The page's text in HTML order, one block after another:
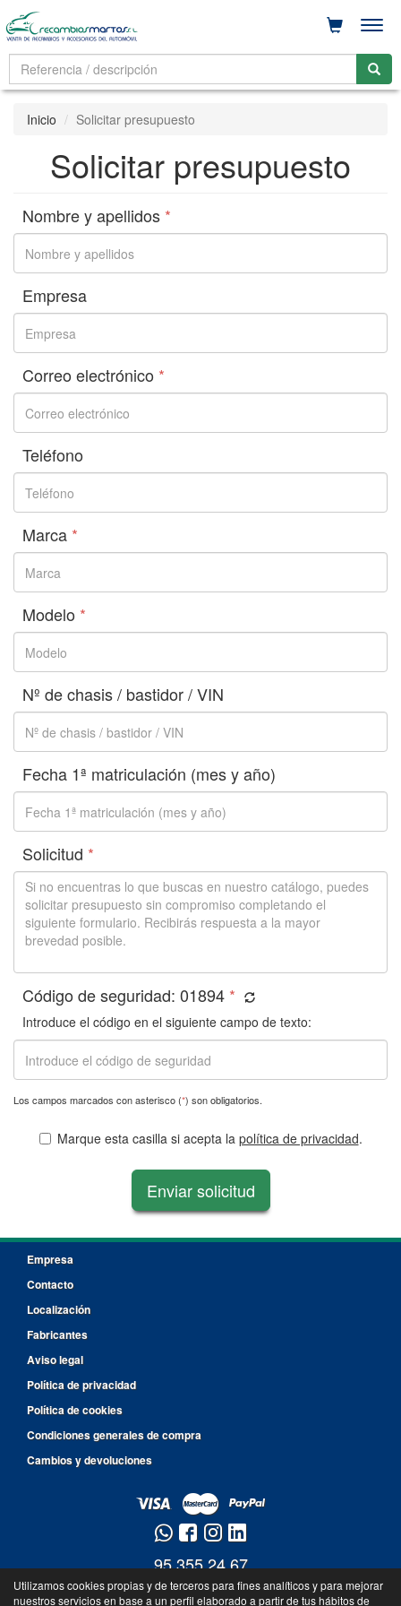
Inicio Solicitar presupuesto
Solicitar presupuesto
Nombre y apellidos *
Empresa
Correo electrónico *
Teléfono
Marca *
Modelo *
Nº de chasis / bastidor / VIN
Fecha 1ª matriculación (mes y año)
Solicitud *
Código de seguridad: 01894 *
Introduce el código en el siguiente campo de texto:
Los campos marcados con asterisco (*) son obligatorios.
Marque esta casilla si acepta la política de privacidad.
Enviar solicitud
Empresa
Contacto
Localización
Fabricantes
Aviso legal
Política de privacidad
Política de cookies
Condiciones generales de compra
Cambios y devoluciones
95 355 24 67
607 54 03 70
Utilizamos cookies propias y de terceros para fines analíticos y para mejorar
nuestros servicios en base a un perfil elaborado a partir de tus hábitos de